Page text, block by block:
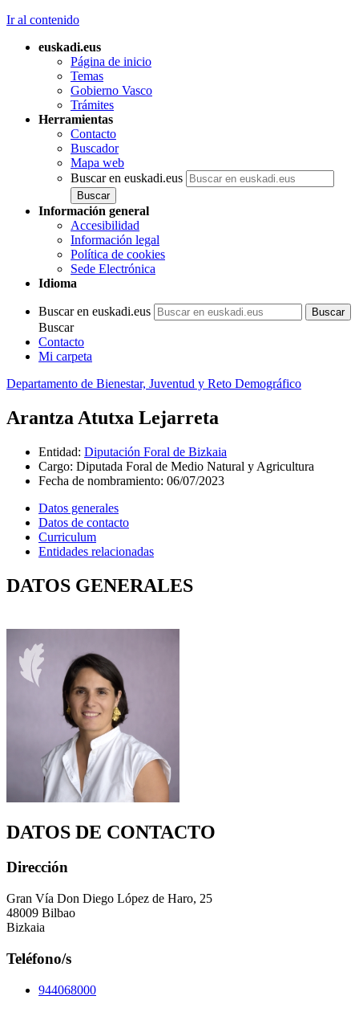
Ir al contenido
euskadi.eus
Página de inicio
Temas
Gobierno Vasco
Trámites
Herramientas
Contacto
Buscador
Mapa web
Buscar en euskadi.eus
Información general
Accesibilidad
Información legal
Política de cookies
Sede Electrónica
Idioma
Buscar en euskadi.eus
Buscar
Contacto
Mi carpeta
Departamento de Bienestar, Juventud y Reto Demográfico
Arantza Atutxa Lejarreta
Entidad: Diputación Foral de Bizkaia
Cargo: Diputada Foral de Medio Natural y Agricultura
Fecha de nombramiento: 06/07/2023
Datos generales
Datos de contacto
Curriculum
Entidades relacionadas
DATOS GENERALES
DATOS DE CONTACTO
Dirección
Gran Vía Don Diego López de Haro, 25
48009 Bilbao
Bizkaia
Teléfono/s
944068000